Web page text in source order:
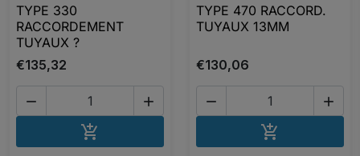
TYPE 330
RACCORDEMENT
TUYAUX ?
€135,32
 

TYPE 470 RACCORD.
TUYAUX 13MM
€130,06
 
